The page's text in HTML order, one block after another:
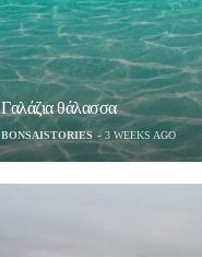
Γαλάζια θάλασσα
BONSAISTORIES 3 WEEKS AGO